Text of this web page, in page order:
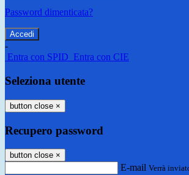
Password dimenticata?
-
Entra con SPID Entra con CIE
Seleziona utente
button close ×
Recupero password
button close ×
E-mail Verrà